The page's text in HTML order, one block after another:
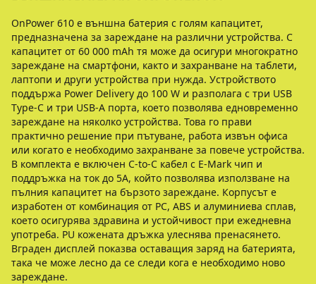
OnPower 610 е външна батерия с голям капацитет,
предназначена за зареждане на различни устройства. С
капацитет от 60 000 mAh тя може да осигури многократно
зареждане на смартфони, както и захранване на таблети,
лаптопи и други устройства при нужда. Устройството
поддържа Power Delivery до 100 W и разполага с три USB
Type-C и три USB-A порта, което позволява едновременно
зареждане на няколко устройства. Това го прави
практично решение при пътуване, работа извън офиса
или когато е необходимо захранване за повече устройства.
В комплекта е включен C-to-C кабел с E-Mark чип и
поддръжка на ток до 5A, който позволява използване на
пълния капацитет на бързото зареждане. Корпусът е
изработен от комбинация от PC, ABS и алуминиева сплав,
което осигурява здравина и устойчивост при ежедневна
употреба. PU кожената дръжка улеснява пренасянето.
Вграден дисплей показва оставащия заряд на батерията,
така че може лесно да се следи кога е необходимо ново
зареждане.